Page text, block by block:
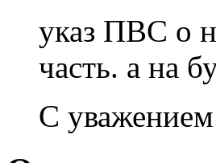
указ ПВС о
часть. а на
С